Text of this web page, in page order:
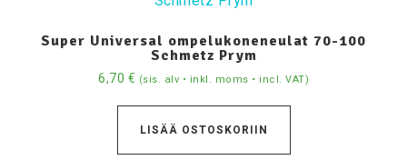
Super Universal ompelukoneneulat 70-100
Schmetz Prym
6,70 € (sis. alv • inkl. moms • incl. VAT)
LISÄÄ OSTOSKORIIN